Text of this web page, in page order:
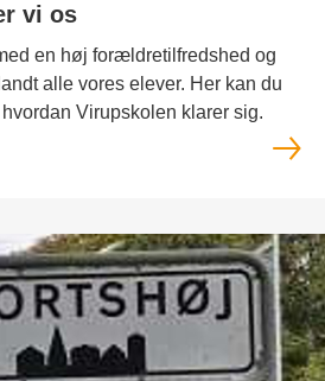
vi os
en høj forældretilfredshed og
alle vores elever. Her kan du
Virupskolen klarer sig.